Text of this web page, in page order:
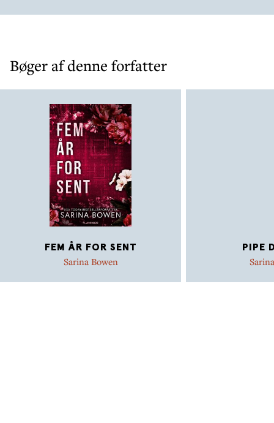
hun vidste om den dag, stiller hun nu spørgsmål ved. Jo
siden, var løgn – og nogen lyver stadig for hende.
den, svaret på hvad der virkelig skete med Drew.
Fem år for sentaf Sarina Bowen er en intens romantisk
thriller om passion, svigt og den farlige jagt på
sandheden.
Bøger af denne forfatter
FEM ÅR FOR SENT
Sarina Bowen
PIPE